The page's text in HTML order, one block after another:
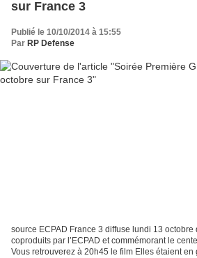
sur France 3
Publié le 10/10/2014 à 15:55
Par RP Defense
source ECPAD France 3 diffuse lundi 13
coproduits par l’ECPAD et commémorant le
Vous retrouverez à 20h45 le film Elles étaient